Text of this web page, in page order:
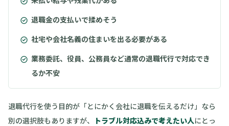
退職金の支払いで揉めそう
社宅や会社名義の住まいを出る必要がある
業務委託、役員、公務員など通常の退職代行で対応でき
るか不安
退職代行を使う目的が「とにかく会社に退職を伝えるだけ」なら
別の選択肢もありますが、
トラブル対応込みで考えたい人にとっ